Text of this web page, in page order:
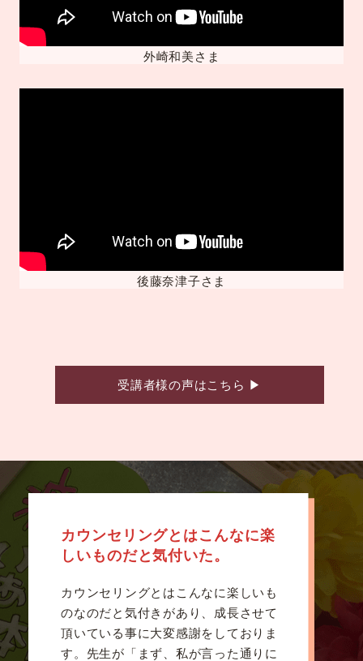
外崎和美さま
後藤奈津子さま
受講者様の声はこちら ▶
カウンセリングとはこんなに楽
しいものだと気付いた。
カウンセリングとはこんなに楽しいも
のなのだと気付きがあり、成長させて
頂いている事に大変感謝をしておりま
す。先生が「まず、私が言った通りに